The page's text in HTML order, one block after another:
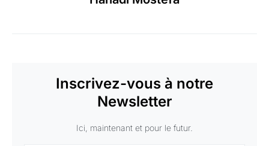
Inscrivez-vous à notre
Newsletter
Ici, maintenant et pour le futur.